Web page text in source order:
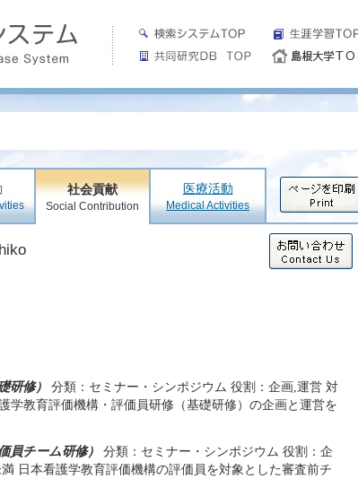
社会貢献
Social Contribution
医療活動
Medical Activities
研修）
分類：セミナー・シンポジウム 役割：企画,運営 対
学教育評価機構・評価員研修（基礎研修）の企画と運営を
員チーム研修）
分類：セミナー・シンポジウム 役割：企
日本看護学教育評価機構の評価員を対象とした審査前チ